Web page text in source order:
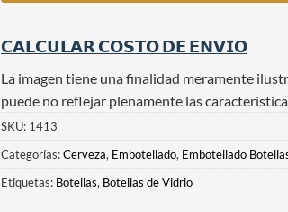
𝗖𝗔𝗟𝗖𝗨𝗟𝗔𝗥 𝗖𝗢𝗦𝗧𝗢 𝗗𝗘 𝗘𝗡𝗩𝗜𝗢
La imagen tiene una finalidad meramente
puede no reflejar plenamente las
SKU: 1413
Categorías:Cerveza, Embotellado, Embotellado
Etiquetas: Botellas, Botellas de Vidrio